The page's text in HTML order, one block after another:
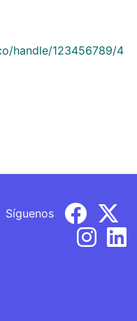
handle/123456789/4
Síguenos